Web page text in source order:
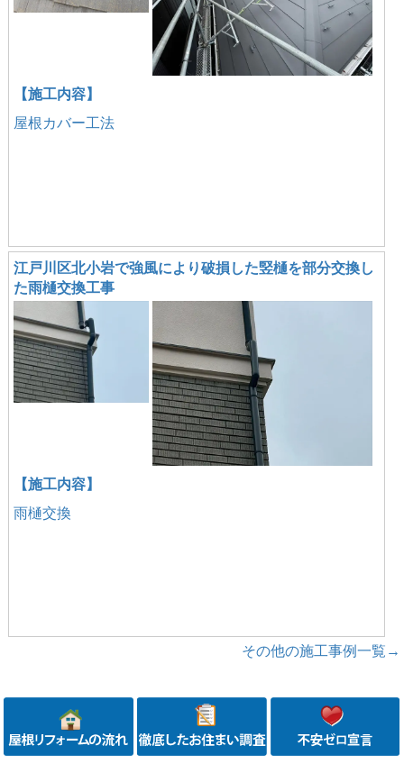
【施工内容】
屋根カバー工法
江戸川区北小岩で強風により破損した竪樋を部分交換し
た雨樋交換工事
【施工内容】
雨樋交換
その他の施工事例一覧→